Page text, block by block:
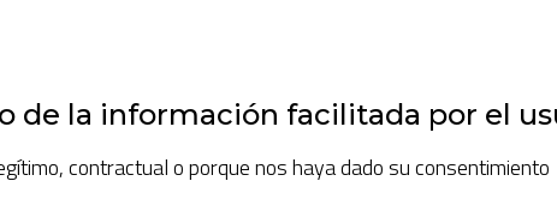
de la información facilitada por el
contractual o porque nos haya dado su consentimiento